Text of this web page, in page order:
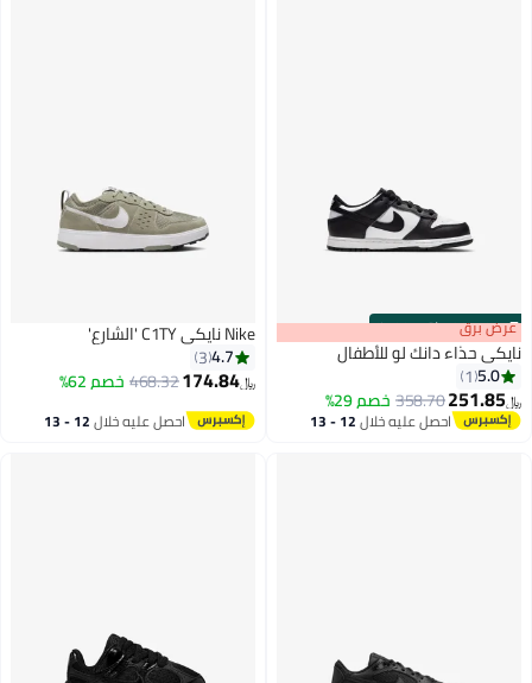
00m:00s
·باقي 100% عرض برق
نايكي حذاء دانك لو للأطفال
5.0
1
﷼‏251.85
358.70خصم 29%
احصل عليه خلال 12 - 13
Nike نايكي C1TY 'الشارع'
4.7
3
﷼‏174.84
468.32خصم 62%
احصل عليه خلال 12 - 13